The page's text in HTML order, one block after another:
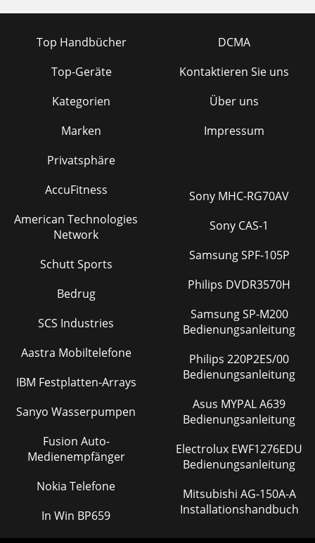
Top Handbücher
Top-Geräte
Kategorien
Marken
Privatsphäre
DCMA
Kontaktieren Sie uns
Über uns
Impressum
AccuFitness
American Technologies
Network
Schutt Sports
Bedrug
SCS Industries
Aastra Mobiltelefone
IBM Festplatten-Arrays
Sanyo Wasserpumpen
Fusion Auto-
Medienempfänger
Nokia Telefone
In Win BP659
Sony MHC-RG70AV
Sony CAS-1
Samsung SPF-105P
Philips DVDR3570H
Samsung SP-M200
Bedienungsanleitung
Philips 220P2ES/00
Bedienungsanleitung
Asus MYPAL A639
Bedienungsanleitung
Electrolux EWF1276EDU
Bedienungsanleitung
Mitsubishi AG-150A-A
Installationshandbuch